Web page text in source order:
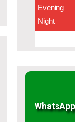
Evening
Night
WhatsApp